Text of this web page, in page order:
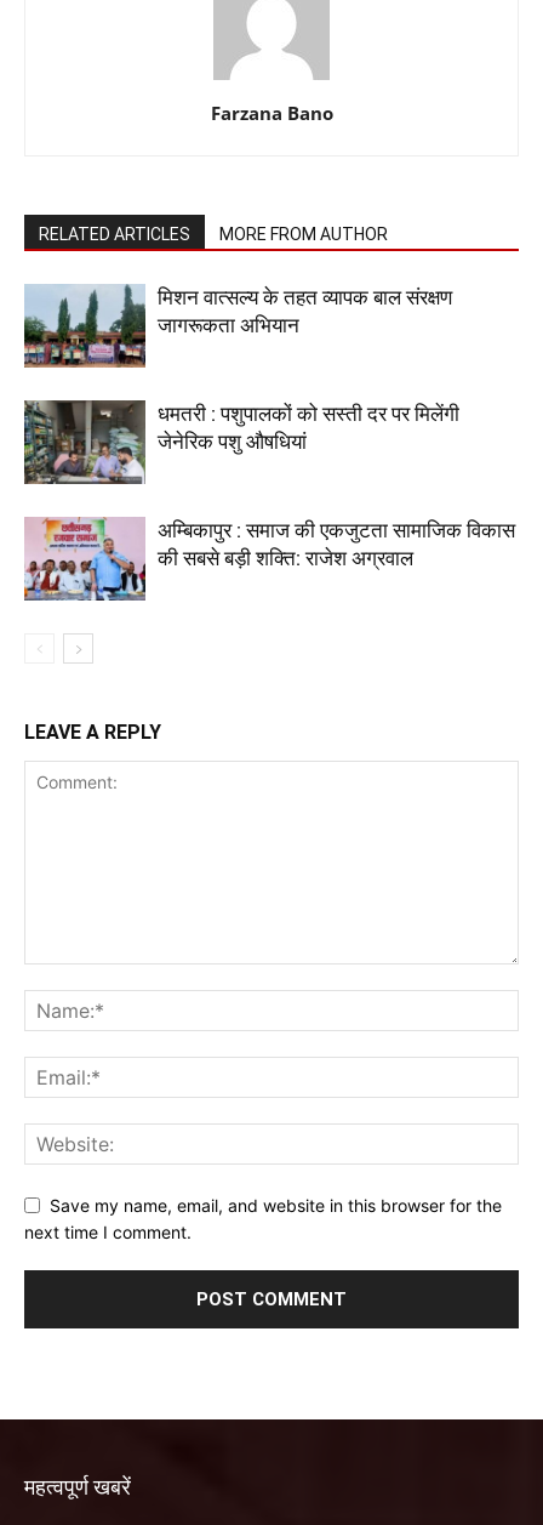
Farzana Bano
RELATED ARTICLES MORE FROM AUTHOR
मिशन वात्सल्य के तहत व्यापक बाल संरक्षण
जागरूकता अभियान
धमतरी : पशुपालकों को सस्ती दर पर मिलेंगी
जेनेरिक पशु औषधियां
अम्बिकापुर : समाज की एकजुटता सामाजिक विकास
की सबसे बड़ी शक्ति: राजेश अग्रवाल
LEAVE A REPLY
Save my name, email, and website in this browser for the
next time I comment.
महत्वपूर्ण खबरें